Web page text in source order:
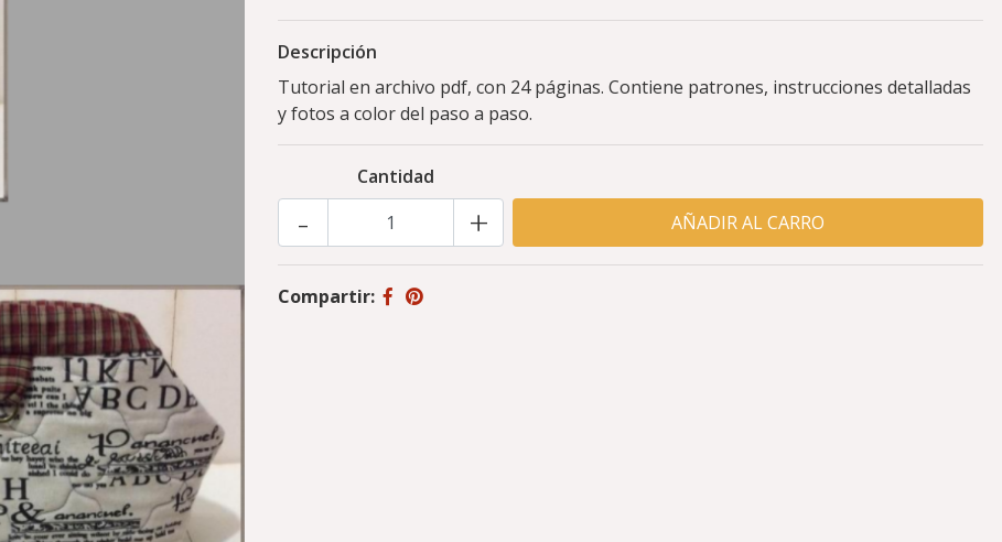
Descripción
Tutorial en archivo pdf, con 24 páginas. Contiene patrones, instrucciones detalladas
y fotos a color del paso a paso.
Cantidad
+
-
Compartir: